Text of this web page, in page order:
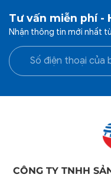
Tư vấn miễn phí -
Nhận thông tin mới nhất
CÔNG TY TNHH